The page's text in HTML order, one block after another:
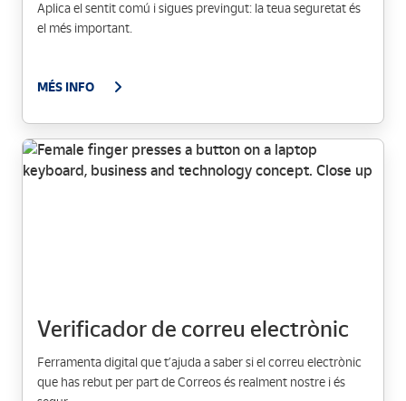
Aplica el sentit comú i sigues previngut: la teua seguretat és
el més important.
MÉS INFO
Verificador de correu electrònic
Ferramenta digital que t’ajuda a saber si el correu electrònic
que has rebut per part de Correos és realment nostre i és